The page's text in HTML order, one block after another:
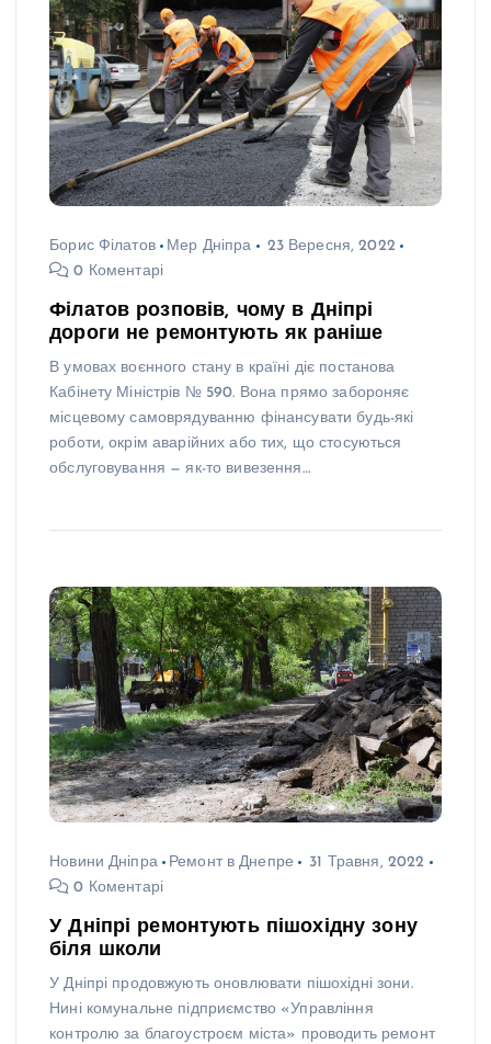
Борис Філатов Мер Дніпра
23 Вересня, 2022
0 Коментарі
Філатов розповів, чому в Дніпрі
дороги не ремонтують як раніше
В умовах воєнного стану в країні діє постанова
Кабінету Міністрів № 590. Вона прямо забороняє
місцевому самоврядуванню фінансувати будь-які
роботи, окрім аварійних або тих, що стосуються
обслуговування — як-то вивезення…
Новини Дніпра Ремонт в Днепре
31 Травня, 2022
0 Коментарі
У Дніпрі ремонтують пішохідну зону
біля школи
У Дніпрі продовжують оновлювати пішохідні зони.
Нині комунальне підприємство «Управління
контролю за благоустроєм міста» проводить ремонт